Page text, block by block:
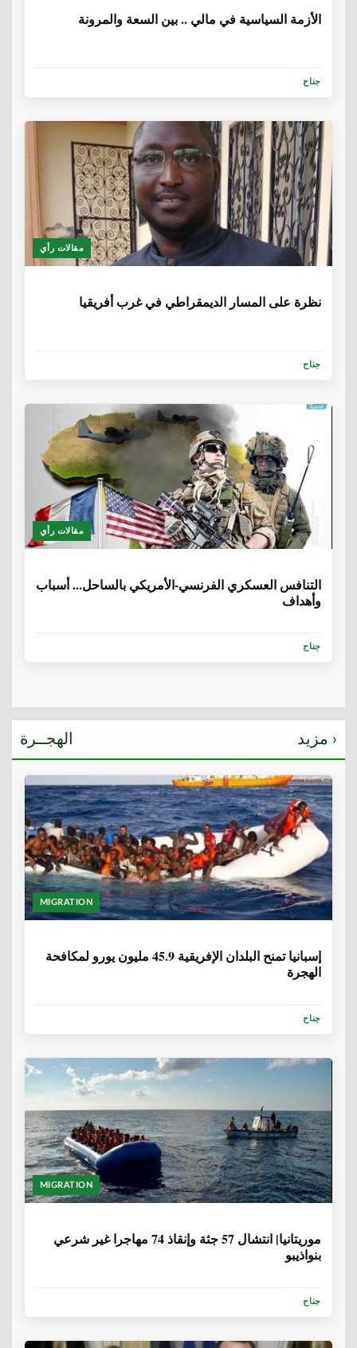
الأزمة السياسية في مالي .. بين السعة والمرونة
جناح
مقالات رأي
نظرة على المسار الديمقراطي في غرب أفريقيا
جناح
مقالات رأي
التنافس العسكري الفرنسي-الأمريكي بالساحل... أسباب
وأهداف
جناح
الهجــرة مزيد ›
MIGRATION
إسبانيا تمنح البلدان الإفريقية 45.9 مليون يورو لمكافحة
الهجرة
جناح
MIGRATION
موريتانيا| انتشال 57 جثة وإنقاذ 74 مهاجرا غير شرعي
بنواذيبو
جناح